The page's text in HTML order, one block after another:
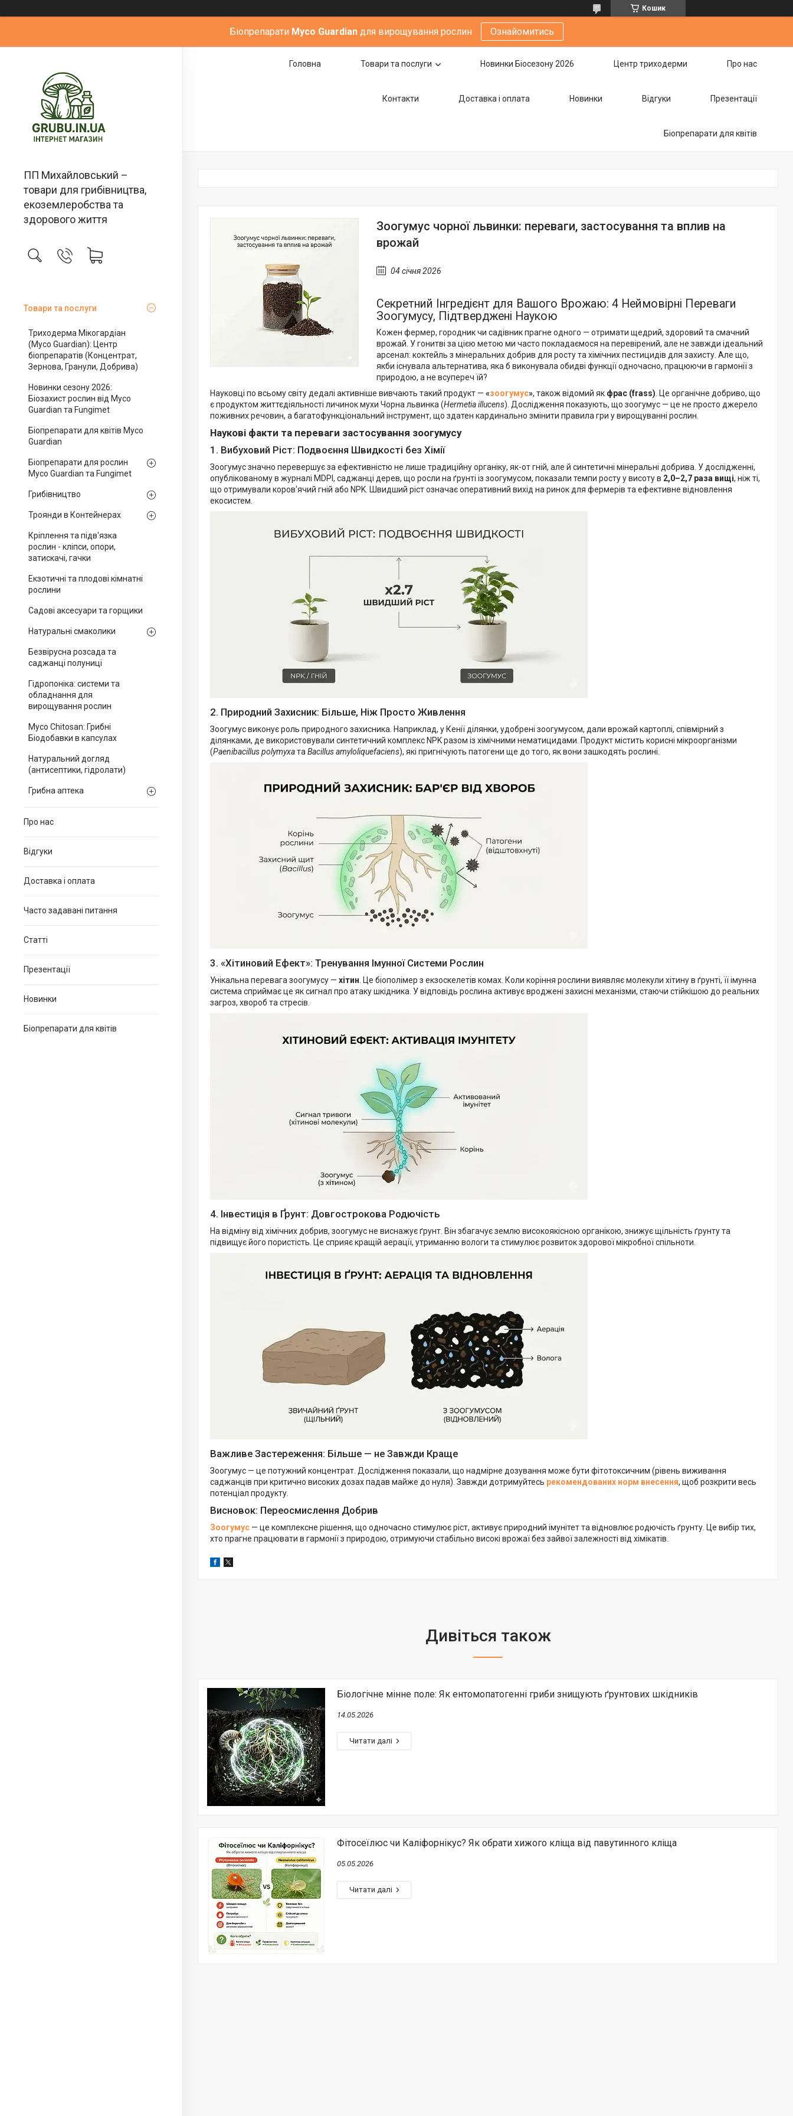
Кошик
Біопрепарати Мyco Guardian для вирощування рослин Ознайомитись
ПП Михайловський –
товари для грибівництва,
екоземлеробства та
здорового життя
Товари та послуги
Триходерма Мікогардіан
(Myco Guardian): Центр
біопрепаратів (Концентрат,
Зернова, Гранули, Добрива)
Новинки сезону 2026:
Біозахист рослин від Myco
Guardian та Fungimet
Біопрепарати для квітів Myco
Guardian
Біопрепарати для рослин
Myco Guardian та Fungimet
Грибівництво
Троянди в Контейнерах
Кріплення та підв'язка
рослин - кліпси, опори,
затискачі, гачки
Екзотичні та плодові кімнатні
рослини
Садові аксесуари та горщики
Натуральні смаколики
Безвірусна розсада та
саджанці полуниці
Гідропоніка: системи та
обладнання для
вирощування рослин
Myco Chitosan: Грибні
Біодобавки в капсулах
Натуральний догляд
(антисептики, гідролати)
Грибна аптека
Про нас
Відгуки
Доставка і оплата
Часто задавані питання
Статті
Презентації
Новинки
Біопрепарати для квітів
Головна Товари та послуги Новинки Біосезону 2026 Центр триходерми Про нас
Контакти Доставка i оплата Новинки Відгуки Презентації
Біопрепарати для квітів
Зоогумус чорної львинки: переваги, застосування та вплив на
врожай
04 січня 2026
Секретний Інгредієнт для Вашого Врожаю: 4 Неймовірні Переваги
Зоогумусу, Підтверджені Наукою
Кожен фермер, городник чи садівник прагне одного — отримати щедрий, здоровий та смачний
врожай. У гонитві за цією метою ми часто покладаємося на перевірений, але не завжди ідеальний
арсенал: коктейль з мінеральних добрив для росту та хімічних пестицидів для захисту. Але що,
якби існувала альтернатива, яка б виконувала обидві функції одночасно, працюючи в гармонії з
природою, а не всупереч їй?
Науковці по всьому світу дедалі активніше вивчають такий продукт — «зоогумус», також відомий як фрас (frass) . Це органічне добриво, що
є продуктом життєдіяльності личинок мухи Чорна львинка (Hermetia illucens). Дослідження показують, що зоогумус — це не просто джерело
поживних речовин, а багатофункціональний інструмент, що здатен кардинально змінити правила гри у вирощуванні рослин.
Наукові факти та переваги застосування зоогумусу
1. Вибуховий Ріст: Подвоєння Швидкості без Хімії
Зоогумус значно перевершує за ефективністю не лише традиційну органіку, як-от гній, але й синтетичні мінеральні добрива. У дослідженні,
опублікованому в журналі MDPI, саджанці дерев, що росли на ґрунті із зоогумусом, показали темпи росту у висоту в 2,0–2,7 раза вищі, ніж ті,
що отримували коров'ячий гній або NPK. Швидший ріст означає оперативний вихід на ринок для фермерів та ефективне відновлення
екосистем.
2. Природний Захисник: Більше, Ніж Просто Живлення
Зоогумус виконує роль природного захисника. Наприклад, у Кенії ділянки, удобрені зоогумусом, дали врожай картоплі, співмірний з
ділянками, де використовували синтетичний комплекс NPK разом із хімічними нематицидами. Продукт містить корисні мікроорганізми
(Paenibacillus polymyxaта Bacillus amyloliquefaciens), які пригнічують патогени ще до того, як вони зашкодять рослині.
3. «Хітиновий Ефект»: Тренування Імунної Системи Рослин
Унікальна перевага зоогумусу — хітин . Це біополімер з екзоскелетів комах. Коли коріння рослини виявляє молекули хітину в ґрунті, її імунна
система сприймає це як сигнал про атаку шкідника. У відповідь рослина активує вроджені захисні механізми, стаючи стійкішою до реальних
загроз, хвороб та стресів.
4. Інвестиція в Ґрунт: Довгострокова Родючість
На відміну від хімічних добрив, зоогумус не виснажує ґрунт. Він збагачує землю високоякісною органікою, знижує щільність ґрунту та
підвищує його пористість. Це сприяє кращій аерації, утриманню вологи та стимулює розвиток здорової мікробної спільноти.
Важливе Застереження: Більше — не Завжди Краще
Зоогумус — це потужний концентрат. Дослідження показали, що надмірне дозування може бути фітотоксичним (рівень виживання
саджанців при критично високих дозах падав майже до нуля). Завжди дотримуйтесь рекомендованих норм внесення, щоб розкрити весь
потенціал продукту.
Висновок: Переосмислення Добрив
Зоогумус — це комплексне рішення, що одночасно стимулює ріст, активує природний імунітет та відновлює родючість ґрунту. Це вибір тих,
хто прагне працювати в гармонії з природою, отримуючи стабільно високі врожаї без зайвої залежності від хімікатів.
Біологічне мінне поле: Як ентомопатогенні гриби знищують ґрунтових шкідників
14.05.2026
Фітосеїлюс чи Каліфорнікус? Як обрати хижого кліща від павутинного кліща
05.05.2026